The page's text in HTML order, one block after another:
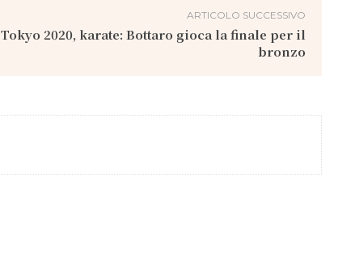
ARTICOLO SUCCESSIVO
Tokyo 2020, karate: Bottaro gioca la finale per il
bronzo